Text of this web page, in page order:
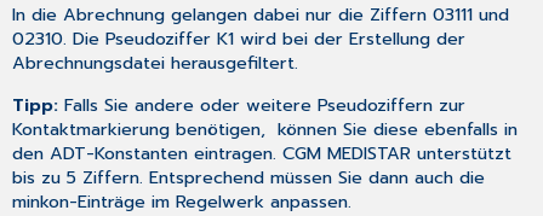
In die Abrechnung gelangen dabei nur die Ziffern 03111 und
02310. Die Pseudoziffer K1 wird bei der Erstellung der
Abrechnungsdatei herausgefiltert.
Tipp:Falls Sie andere oder weitere Pseudoziffern zur
Kontaktmarkierung benötigen, können Sie diese ebenfalls in
denADT-Konstanten eintragen. CGM MEDISTAR unterstützt
bis zu 5 Ziffern. Entsprechend müssen Sie dann auch die
minkon-Einträge imRegelwerk anpassen.